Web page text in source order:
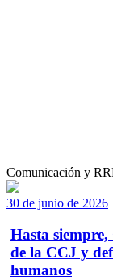
Comunicación y
30 de junio de 2026
Hasta
de la CCJ y
humanos